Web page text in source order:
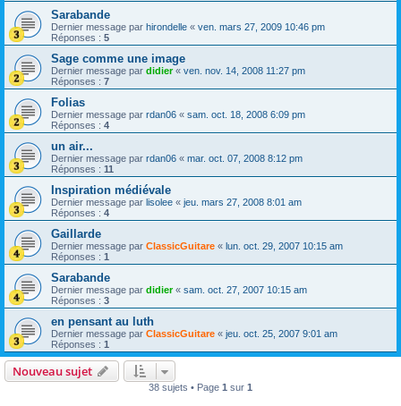
Sarabande
Dernier message par hirondelle « ven. mars 27, 2009 10:46 pm
Réponses : 5
Sage comme une image
Dernier message par didier« ven. nov. 14, 2008 11:27 pm
Réponses : 7
Folias
Dernier message par rdan06 « sam. oct. 18, 2008 6:09 pm
Réponses : 4
un air...
Dernier message par rdan06 « mar. oct. 07, 2008 8:12 pm
Réponses : 11
Inspiration médiévale
Dernier message par lisolee « jeu. mars 27, 2008 8:01 am
Réponses : 4
Gaillarde
Dernier message par ClassicGuitare « lun. oct. 29, 2007 10:15 am
Réponses : 1
Sarabande
Dernier message par didier« sam. oct. 27, 2007 10:15 am
Réponses : 3
en pensant au luth
Dernier message par ClassicGuitare « jeu. oct. 25, 2007 9:01 am
Réponses : 1
Nouveau sujet
38 sujets • Page 1 sur 1